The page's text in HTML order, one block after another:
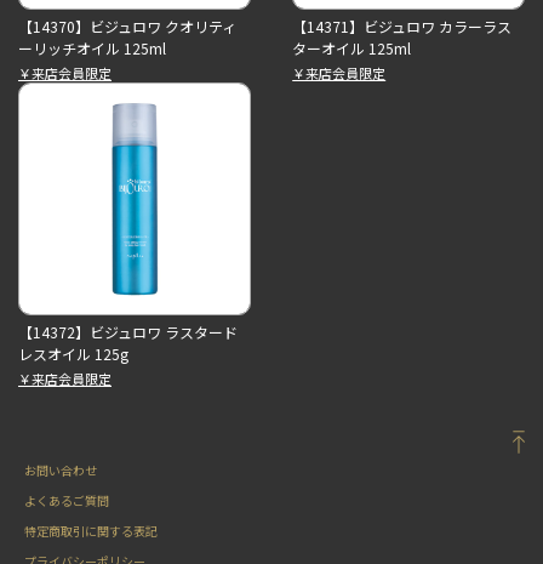
【14370】ビジュロワ クオリティ
ーリッチオイル 125ml
￥来店会員限定
【14371】ビジュロワ カラーラス
ターオイル 125ml
￥来店会員限定
【14372】ビジュロワ ラスタード
レスオイル 125g
￥来店会員限定
お問い合わせ
よくあるご質問
特定商取引に関する表記